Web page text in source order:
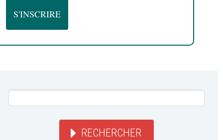
RECHERCHER